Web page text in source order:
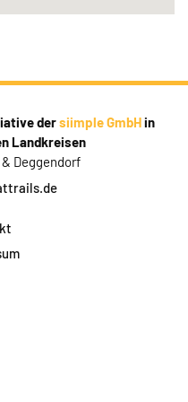
dersiimple GmbHin
Landkreisen
Deggendorf